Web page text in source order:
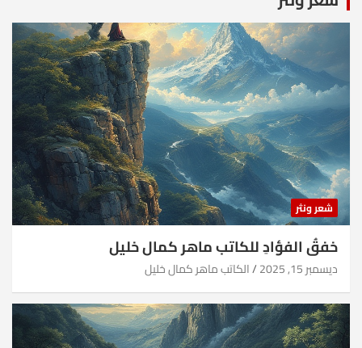
شعر ونثر
خفقُ الفؤادِ للكاتب ماهر كمال خليل
ديسمبر 15, 2025 الكاتب ماهر كمال خليل